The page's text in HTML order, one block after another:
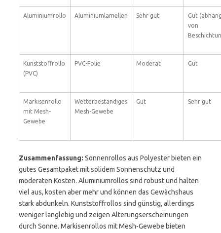
Aluminiumrollo Aluminiumlamellen Sehr gut
Gut
von
Kunststoffrollo
(PVC)
PVC-Folie Moderat Gut
Markisenrollo
mit Mesh-
Gewebe
Wetterbeständiges
Mesh-Gewebe
Gut Sehr gut
Zusammenfassung: Sonnenrollos aus Polyester bieten ein
gutes Gesamtpaket mit solidem Sonnenschutz und
moderaten Kosten. Aluminiumrollos sind robust und halten
viel aus, kosten aber mehr und können das Gewächshaus
stark abdunkeln. Kunststoffrollos sind günstig, allerdings
weniger langlebig und zeigen Alterungserscheinungen
durch Sonne. Markisenrollos mit Mesh-Gewebe bieten